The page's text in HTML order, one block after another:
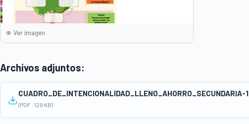
Ver imagen
Archivos adjuntos:
CUADRO_DE_INTENCIONALIDAD_LLENO_AHORRO_SECUNDARIA-1
(PDF · 129 KB)